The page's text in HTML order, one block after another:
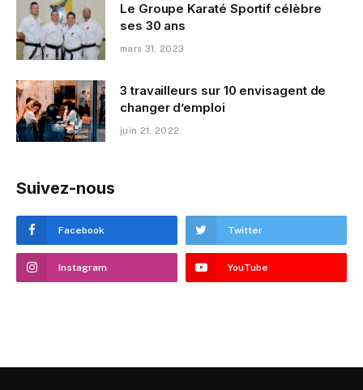
Le Groupe Karaté Sportif célèbre
ses 30 ans
mars 31, 2023
3 travailleurs sur 10 envisagent de
changer d’emploi
juin 21, 2022
Suivez-nous
Facebook Twitter
Instagram YouTube